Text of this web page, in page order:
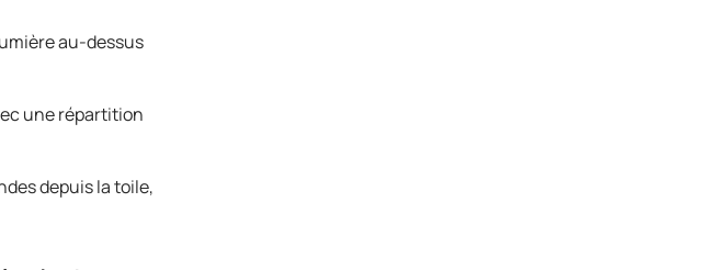
au-dessus
une répartition
depuis la toile,